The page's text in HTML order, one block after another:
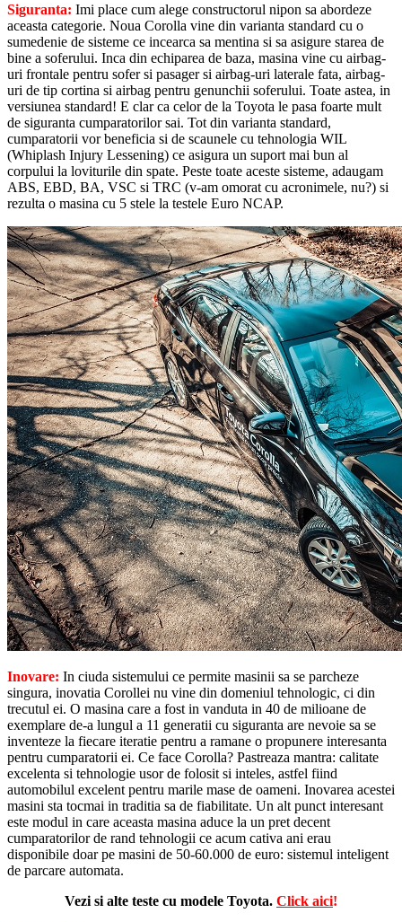
Siguranta: Imi place cum alege constructorul nipon sa abordeze
aceasta categorie. Noua Corolla vine din varianta standard cu o
sumedenie de sisteme ce incearca sa mentina si sa asigure starea de
bine a soferului. Inca din echiparea de baza, masina vine cu airbag-
uri frontale pentru sofer si pasager si airbag-uri laterale fata, airbag-
uri de tip cortina si airbag pentru genunchii soferului. Toate astea, in
versiunea standard! E clar ca celor de la Toyota le pasa foarte mult
de siguranta cumparatorilor sai. Tot din varianta standard,
cumparatorii vor beneficia si de scaunele cu tehnologia WIL
(Whiplash Injury Lessening) ce asigura un suport mai bun al
corpului la loviturile din spate. Peste toate aceste sisteme, adaugam
ABS, EBD, BA, VSC si TRC (v-am omorat cu acronimele, nu?) si
rezulta o masina cu 5 stele la testele Euro NCAP.
Inovare: In ciuda sistemului ce permite masinii sa se parcheze
singura, inovatia Corollei nu vine din domeniul tehnologic, ci din
trecutul ei. O masina care a fost in vanduta in 40 de milioane de
exemplare de-a lungul a 11 generatii cu siguranta are nevoie sa se
inventeze la fiecare iteratie pentru a ramane o propunere interesanta
pentru cumparatorii ei. Ce face Corolla? Pastreaza mantra: calitate
excelenta si tehnologie usor de folosit si inteles, astfel fiind
automobilul excelent pentru marile mase de oameni. Inovarea acestei
masini sta tocmai in traditia sa de fiabilitate. Un alt punct interesant
este modul in care aceasta masina aduce la un pret decent
cumparatorilor de rand tehnologii ce acum cativa ani erau
disponibile doar pe masini de 50-60.000 de euro: sistemul inteligent
de parcare automata.
Vezi si alte teste cu modele Toyota. Click aici!